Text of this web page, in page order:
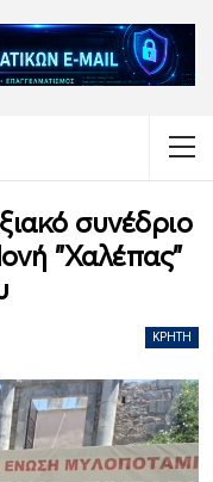
συνέδριο
"Χαλέπας"
ΚΡΉΤΗ